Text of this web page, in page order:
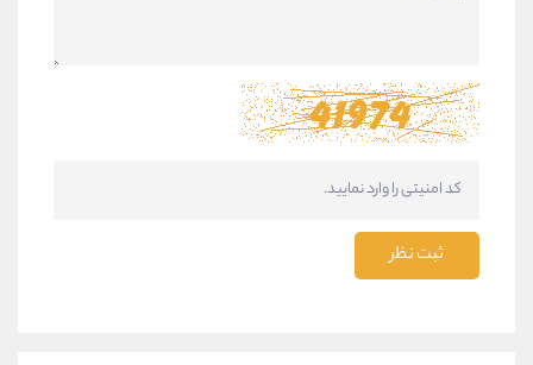
ثبت نظر